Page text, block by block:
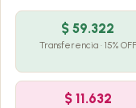
$ 59.322
Transferencia · 15% OFF
$11.632